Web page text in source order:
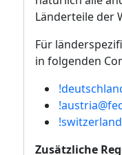
Länderteile der
Für
in folgenden
Zusätzliche